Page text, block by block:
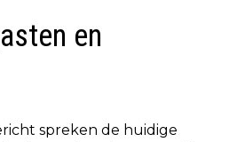
en
spreken de huidige